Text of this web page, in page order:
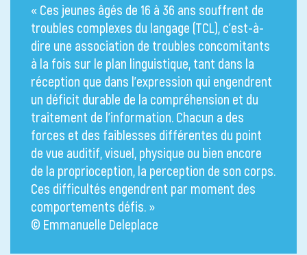
« Ces jeunes âgés de 16 à 36 ans souffrent de
troubles complexes du langage (TCL), c’est-à-
dire une association de troubles concomitants
à la fois sur le plan linguistique, tant dans la
réception que dans l’expression qui engendrent
un déficit durable de la compréhension et du
traitement de l’information. Chacun a des
forces et des faiblesses différentes du point
de vue auditif, visuel, physique ou bien encore
de la proprioception, la perception de son corps.
Ces difficultés engendrent par moment des
comportements défis. »
© Emmanuelle Deleplace